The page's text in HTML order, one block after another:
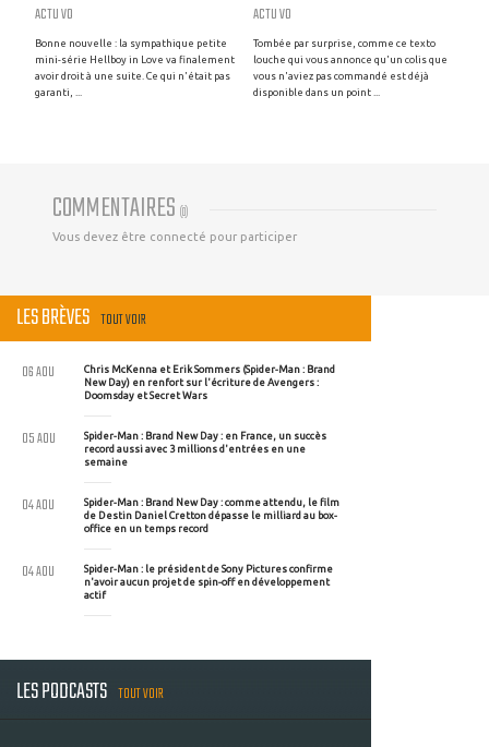
ACTU VO
Bonne nouvelle : la sympathique petite
mini-série Hellboy in Love va finalement
avoir droit à une suite. Ce qui n'était pas
garanti, ...
ACTU VO
Tombée par surprise, comme ce texto
louche qui vous annonce qu'un colis que
vous n'aviez pas commandé est déjà
disponible dans un point ...
COMMENTAIRES (0)
Vous devez être connecté pour participer
LES BRÈVES TOUT VOIR
Chris McKenna et Erik Sommers (Spider-Man : Brand
New Day) en renfort sur l'écriture de Avengers :
Doomsday et Secret Wars
06 AOU
Spider-Man : Brand New Day : en France, un succès
record aussi avec 3 millions d'entrées en une
semaine
05 AOU
Spider-Man : Brand New Day : comme attendu, le film
de Destin Daniel Cretton dépasse le milliard au box-
office en un temps record
04 AOU
Spider-Man : le président de Sony Pictures confirme
n'avoir aucun projet de spin-off en développement
actif
04 AOU
LES PODCASTS TOUT VOIR